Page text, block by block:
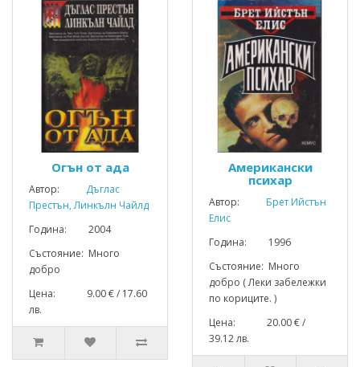
Огън от ада
Автор:
Дъглас
Престън, Линкълн Чайлд
Година: 2004
Състояние: Много
добро
Цена: 9.00 € / 17.60
лв.
Американски
психар
Автор:
Брет Ийстън
Елис
Година: 1996
Състояние: Много
добро ( Леки забележки
по кориците. )
Цена: 20.00 € /
39.12 лв.